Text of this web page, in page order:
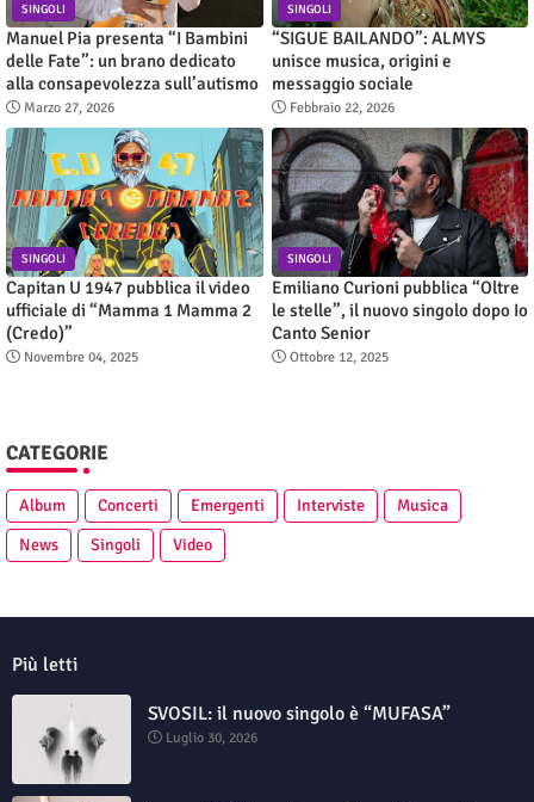
SINGOLI
Manuel Pia presenta “I Bambini
delle Fate”: un brano dedicato
alla consapevolezza sull’autismo
Marzo 27, 2026
SINGOLI
“SIGUE BAILANDO”: ALMYS
unisce musica, origini e
messaggio sociale
Febbraio 22, 2026
SINGOLI
Capitan U 1947 pubblica il video
ufficiale di “Mamma 1 Mamma 2
(Credo)”
Novembre 04, 2025
SINGOLI
Emiliano Curioni pubblica “Oltre
le stelle”, il nuovo singolo dopo Io
Canto Senior
Ottobre 12, 2025
CATEGORIE
Album Concerti Emergenti Interviste
Musica
News
Singoli Video
Più letti
SVOSIL: il nuovo singolo è “MUFASA”
Luglio 30, 2026